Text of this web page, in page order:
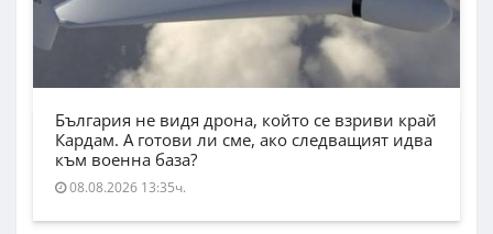
България не видя дрона, който се взриви край
Кардам. А готови ли сме, ако следващият идва
към военна база?
08.08.2026 13:35ч.